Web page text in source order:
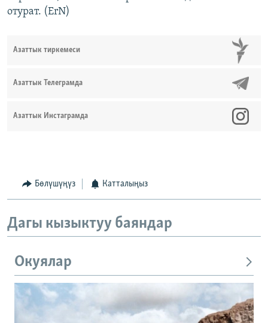
отурат. (ErN)
Азаттык тиркемеси
Азаттык Телеграмда
Азаттык Инстаграмда
Бөлүшүңүз Катталыңыз
Дагы кызыктуу баяндар
Окуялар